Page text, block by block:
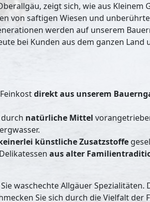
zeigt sich, wie aus Kleinem
von saftigen Wiesen und
werden auf unserem
bei Kunden aus dem ganzen Land
direkt aus unserem
natürliche Mittel
künstliche Zusatzstoffe
aus alter
waschechte Allgäuer Spezialitäten.
Sie sich durch die Vielfalt der